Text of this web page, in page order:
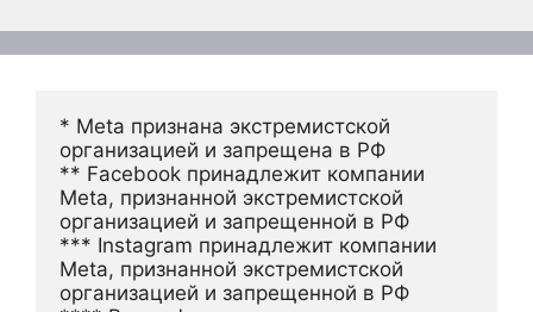
* Meta признана экстремистской
организацией и запрещена в РФ
** Facebook принадлежит компании
Meta, признанной экстремистской
организацией и запрещенной в РФ
*** Instagram принадлежит компании
Meta, признанной экстремистской
организацией и запрещенной в РФ